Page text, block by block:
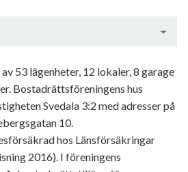
53 lägenheter, 12 lokaler, 8 garage
Bostadrättsföreningens hus
Svedala 3:2 med adresser på
10.
hos Länsförsäkringar
2016). I föreningens